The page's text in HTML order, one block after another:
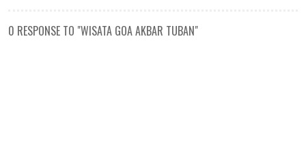
0 RESPONSE TO "WISATA GOA AKBAR TUBAN"